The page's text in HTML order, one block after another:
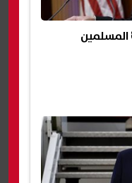
المسلمين